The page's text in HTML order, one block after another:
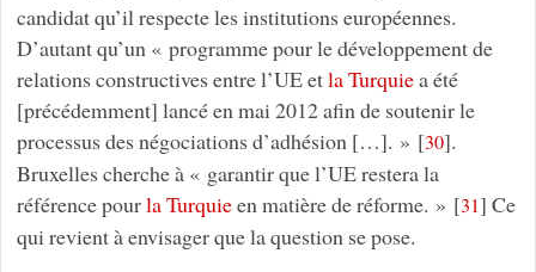
candidat qu’il respecte les institutions européennes.
D’autant qu’un « programme pour le développement de
relations constructives entre l’UE etla Turquiea été
[précédemment] lancé en mai 2012 afin de soutenir le
processus des négociations d’adhésion […]. » [30].
Bruxelles cherche à « garantir que l’UE restera la
référence pourla Turquieen matière de réforme. » [31] Ce
qui revient à envisager que la question se pose.